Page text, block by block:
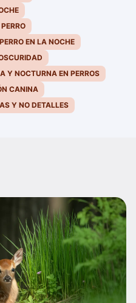
EN LA NOCHE
Y NOCTURNA EN PERROS
CANINA
Y NO DETALLES